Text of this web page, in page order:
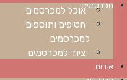
מכרסמיםאוכל למכרסמים
חטיפים ותוספים
למכרסמים
ציוד למכרסמים
אודות